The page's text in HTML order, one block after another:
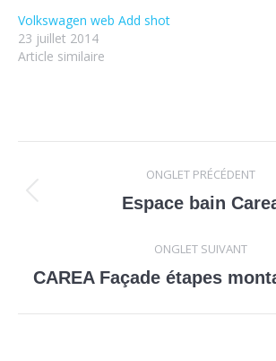
Volkswagen web Add shot
23 juillet 2014
Article similaire
de
commentaire
ONGLET PRÉCÉDENT
Onglet
Espace bain
ONGLET SUIVANT
Projets
CAREA Façade étapes